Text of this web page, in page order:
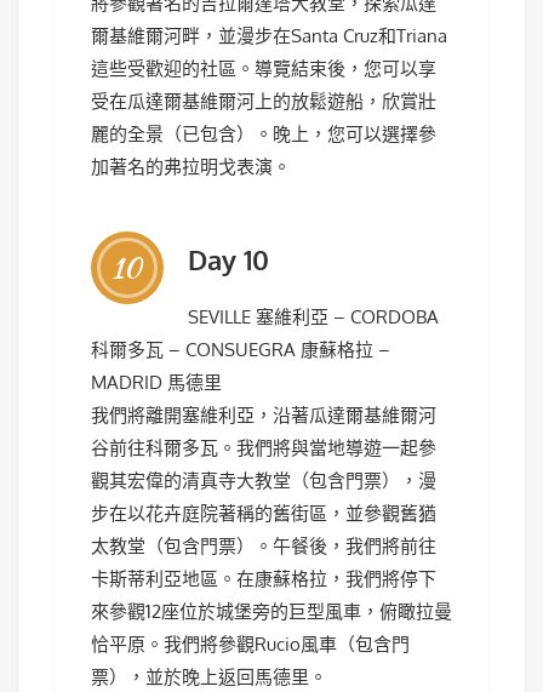
爾基維爾河畔，並漫步在Santa Cruz和Triana
這些受歡迎的社區。導覽結束後，您可以享
受在瓜達爾基維爾河上的放鬆遊船，欣賞壯
麗的全景（已包含）。晚上，您可以選擇參
加著名的弗拉明戈表演。
10 Day 10
SEVILLE 塞維利亞 – CORDOBA
科爾多瓦 – CONSUEGRA 康蘇格拉 –
MADRID 馬德里
我們將離開塞維利亞，沿著瓜達爾基維爾河
谷前往科爾多瓦。我們將與當地導遊一起參
觀其宏偉的清真寺大教堂（包含門票），漫
步在以花卉庭院著稱的舊街區，並參觀舊猶
太教堂（包含門票）。午餐後，我們將前往
卡斯蒂利亞地區。在康蘇格拉，我們將停下
來參觀12座位於城堡旁的巨型風車，俯瞰拉曼
恰平原。我們將參觀Rucio風車（包含門
票），並於晚上返回馬德里。